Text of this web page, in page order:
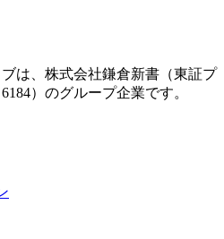
は、株式会社鎌倉新書（東証プ
）のグループ企業です。